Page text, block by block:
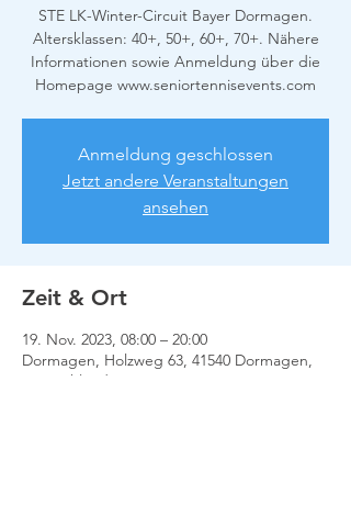
STE LK-Winter-Circuit Bayer Dormagen.
Altersklassen: 40+, 50+, 60+, 70+. Nähere
Informationen sowie Anmeldung über die
Homepage www.seniortennisevents.com
Anmeldung geschlossen
Jetzt andere Veranstaltungen
ansehen
Zeit & Ort
19. Nov. 2023, 08:00 – 20:00
Dormagen, Holzweg 63, 41540 Dormagen,
Deutschland